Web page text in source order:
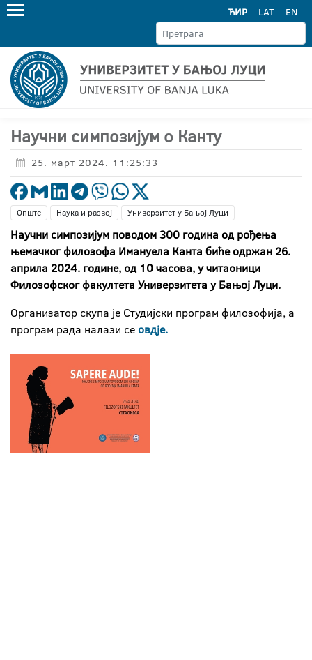
ЋИР LAT EN
Научни симпозијум о Канту
25. март 2024. 11:25:33
Опште Наука и развој Универзитет у Бањој Луци
Научни симпозијум поводом 300 година од рођења
њемачког филозофа Имануела Канта биће одржан 26.
априла 2024. године, од 10 часова, у читаоници
Филозофског факултета Универзитета у Бањој Луци.
Организатор скупа је Студијски програм филозофија, а
програм рада налази се овдје.